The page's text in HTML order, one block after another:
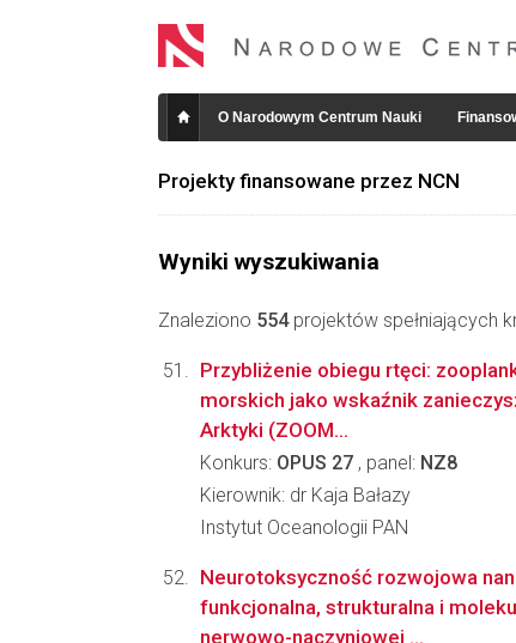
O Narodowym Centrum Nauki
Projekty finansowane przez NCN
Wyniki wyszukiwania
Znaleziono 554projektów spełniających
Przybliżenie obiegu rtęci:
morskich jako wskaźnik
Arktyki (ZOOM...
Konkurs: OPUS 27 , panel: NZ8
Kierownik: dr Kaja Bałazy
Instytut Oceanologii PAN
Neurotoksyczność rozwojowa
funkcjonalna, strukturalna i
nerwowo-naczyniowej ...